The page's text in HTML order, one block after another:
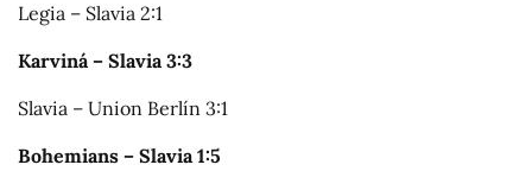
Legia – Slavia 2:1
Karviná – Slavia 3:3
Slavia – Union Berlín 3:1
Bohemians – Slavia 1:5